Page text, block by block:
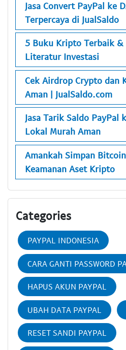
Jasa Convert PayPal ke
Terpercaya di JualSaldo
5 Buku Kripto Terbaik &
Literatur Investasi
Cek Airdrop Crypto dan
Aman | JualSaldo.com
Jasa Tarik Saldo PayPal
Lokal Murah Aman
Amankah Simpan
Keamanan Aset Kripto
Categories
PAYPAL INDONESIA
CARA GANTI PASSWORD
HAPUS AKUN PAYPAL
UBAH DATA PAYPAL
RESET SANDI PAYPAL